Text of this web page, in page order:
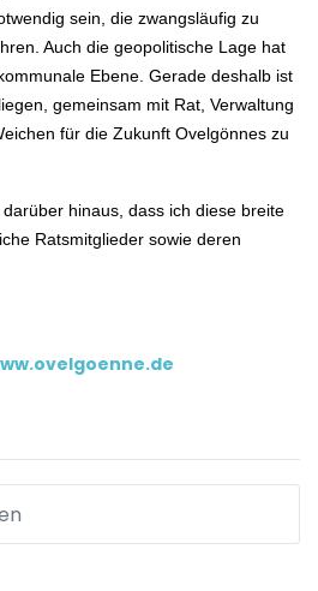
sein, die zwangsläufig zu
Auch die geopolitische Lage hat
Ebene. Gerade deshalb ist
gemeinsam mit Rat, Verwaltung
für die Zukunft Ovelgönnes zu
hinaus, dass ich diese breite
Ratsmitglieder sowie deren